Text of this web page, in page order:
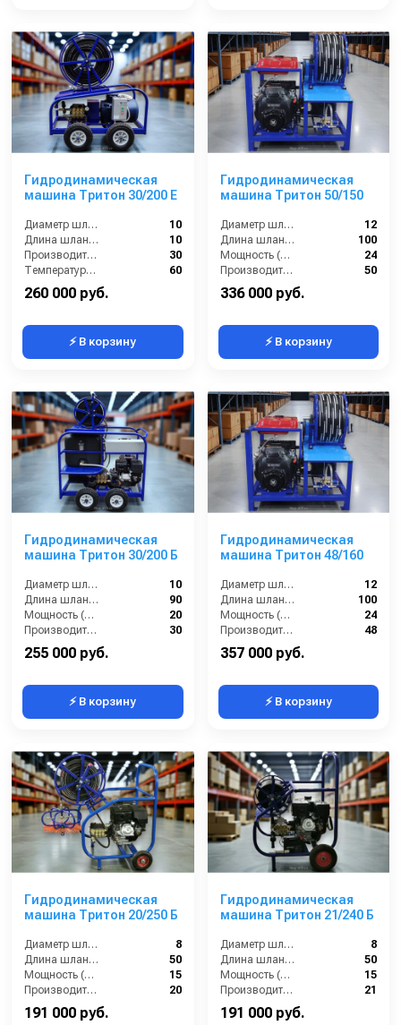
Гидродинамическая
машина Тритон 30/200 Е
Диаметр шланга (⌀) мм::
10
Длина шланга (м):
10
Производительность (л/мин):
30
Температура жидкости (°С) max:
60
260 000 руб.
⚡ В корзину
Гидродинамическая
машина Тритон 50/150
Диаметр шланга (⌀) мм::
12
Длина шланга (м):
100
Мощность (л/с):
24
Производительность (л/мин):
50
336 000 руб.
⚡ В корзину
Гидродинамическая
машина Тритон 30/200 Б
Диаметр шланга (⌀) мм::
10
Длина шланга (м):
90
Мощность (л/с):
20
Производительность (л/мин):
30
255 000 руб.
⚡ В корзину
Гидродинамическая
машина Тритон 48/160
Диаметр шланга (⌀) мм::
12
Длина шланга (м):
100
Мощность (л/с):
24
Производительность (л/мин):
48
357 000 руб.
⚡ В корзину
Гидродинамическая
машина Тритон 20/250 Б
Диаметр шланга (⌀) мм::
8
Длина шланга (м):
50
Мощность (л/с):
15
Производительность (л/мин):
20
191 000 руб.
Гидродинамическая
машина Тритон 21/240 Б
Диаметр шланга (⌀) мм::
8
Длина шланга (м):
50
Мощность (л/с):
15
Производительность (л/мин):
21
191 000 руб.